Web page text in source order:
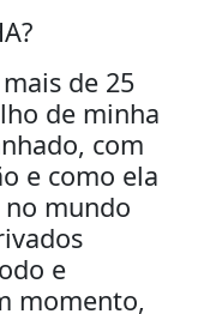
de 25
de minha
com
e como ela
no mundo
e
momento,